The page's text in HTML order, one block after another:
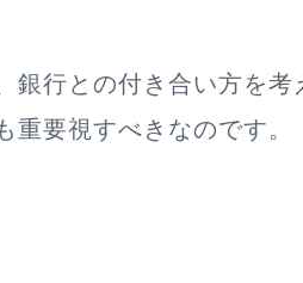
銀行との付き合い方を
重要視すべきなのです。